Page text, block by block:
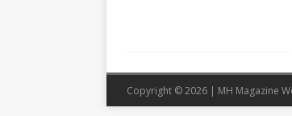
Copyright © 2026 | MH Magazine